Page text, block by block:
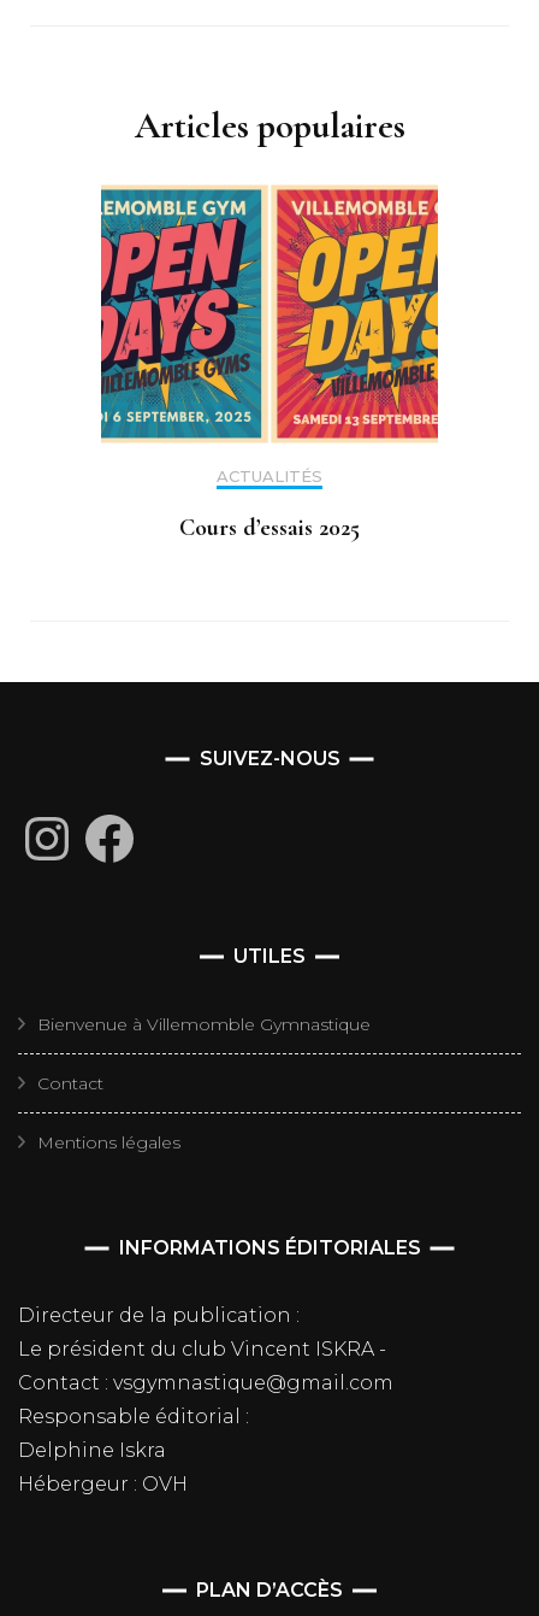
Articles populaires
ACTUALITÉS
Cours d’essais 2025
SUIVEZ-NOUS
InstagramFacebook
UTILES
Bienvenue à Villemomble Gymnastique
Contact
Mentions légales
INFORMATIONS ÉDITORIALES
Directeur de la publication :
Le président du club Vincent ISKRA -
Contact : vsgymnastique@gmail.com
Responsable éditorial :
Delphine Iskra
Hébergeur : OVH
PLAN D’ACCÈS